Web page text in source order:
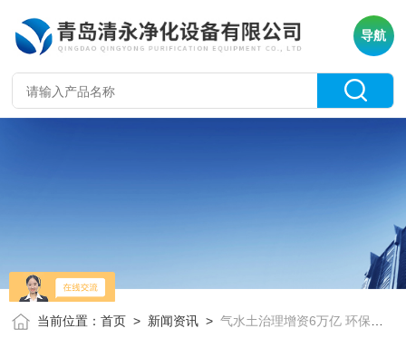
导航
当前位置：首页 > 新闻资讯 >气水土治理增资6万亿 环保产业有望新经济